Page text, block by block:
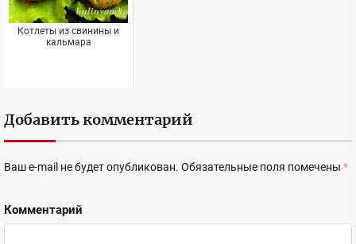
Котлеты из свинины и
кальмара
Добавить комментарий
Ваш e-mail не будет опубликован. Обязательные поля помечены *
Комментарий